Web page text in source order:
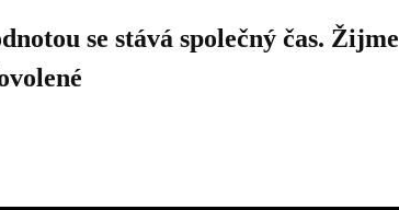
se stává společný čas. Žijme